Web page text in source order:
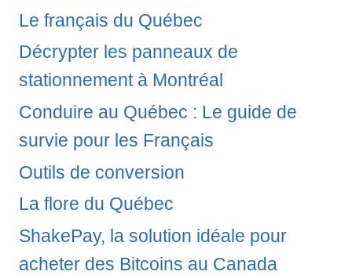
Le français du Québec
Décrypter les panneaux de
stationnement à Montréal
Conduire au Québec : Le guide de
survie pour les Français
Outils de conversion
La flore du Québec
ShakePay, la solution idéale pour
acheter des Bitcoins au Canada